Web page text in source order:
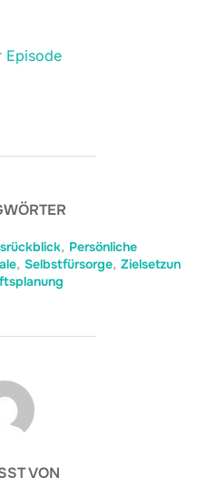
Episode
, Persönliche
, Selbstfürsorge, Zielsetzun
VON